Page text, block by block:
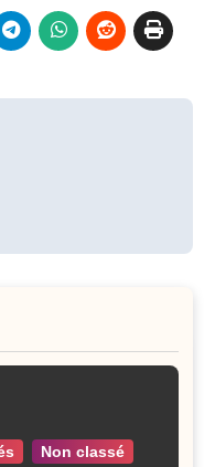
Non classé